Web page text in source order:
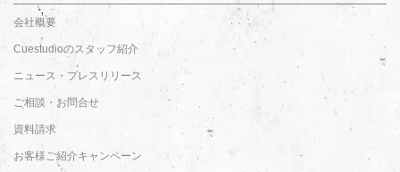
会社概要
Cuestudioのスタッフ紹介
ニュース・プレスリリース
ご相談・お問合せ
資料請求
お客様ご紹介キャンペーン